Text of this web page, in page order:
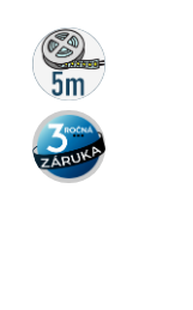
5m
rolka
3 roky
záruka